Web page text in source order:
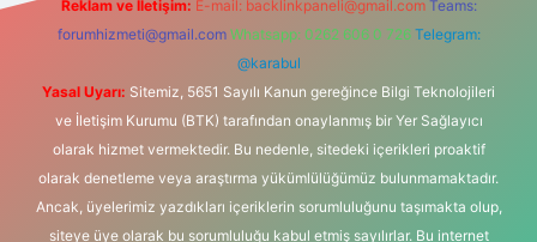
Reklam ve İletişim: E-mail: backlinkpaneli@gmail.com Teams:
forumhizmeti@gmail.com Whatsapp: 0262 606 0 726 Telegram:
@karabul
Yasal Uyarı: Sitemiz, 5651 Sayılı Kanun gereğince Bilgi Teknolojileri
ve İletişim Kurumu (BTK) tarafından onaylanmış bir Yer Sağlayıcı
olarak hizmet vermektedir. Bu nedenle, sitedeki içerikleri proaktif
olarak denetleme veya araştırma yükümlülüğümüz bulunmamaktadır.
Ancak, üyelerimiz yazdıkları içeriklerin sorumluluğunu taşımakta olup,
siteye üye olarak bu sorumluluğu kabul etmiş sayılırlar. Bu internet